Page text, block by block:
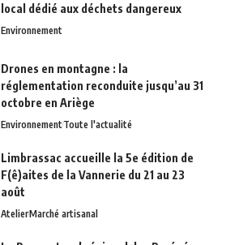
local dédié aux déchets dangereux
Environnement
Drones en montagne : la
réglementation reconduite jusqu’au 31
octobre en Ariège
EnvironnementToute l'actualité
Limbrassac accueille la 5e édition de
F(ê)aites de la Vannerie du 21 au 23
août
AtelierMarché artisanal